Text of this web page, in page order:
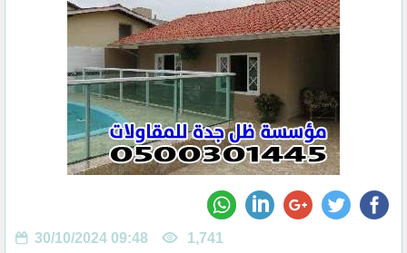
30/10/2024 09:48 1,741